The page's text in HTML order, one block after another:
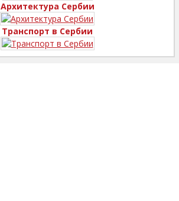
Архитектура Сербии
Транспорт в Сербии